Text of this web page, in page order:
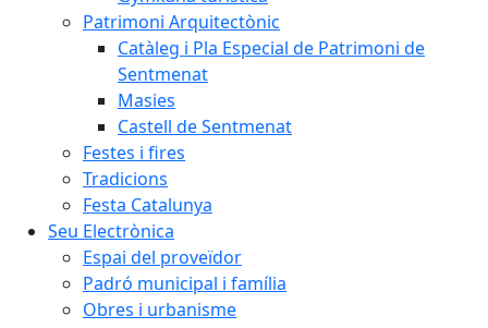
Patrimoni Arquitectònic
Catàleg i Pla Especial de Patrimoni de
Sentmenat
Masies
Castell de Sentmenat
Festes i fires
Tradicions
Festa Catalunya
Seu Electrònica
Espai del proveïdor
Padró municipal i família
Obres i urbanisme